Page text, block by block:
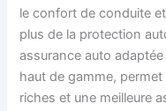
le confort de conduite
plus de la protection
assurance auto
haut de gamme,
riches et une meilleure